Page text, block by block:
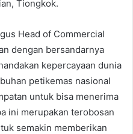
Tiongkok.
Head of Commercial
dengan bersandarnya
kepercayaan dunia
petikemas nasional
untuk bisa menerima
ini merupakan terobosan
semakin memberikan